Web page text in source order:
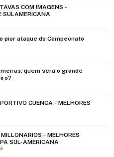
COM IMAGENS -
SULAMERICANA
pior ataque do Campeonato
quem será o grande
CUENCA - MELHORES
- MELHORES
SUL-AMERICANA